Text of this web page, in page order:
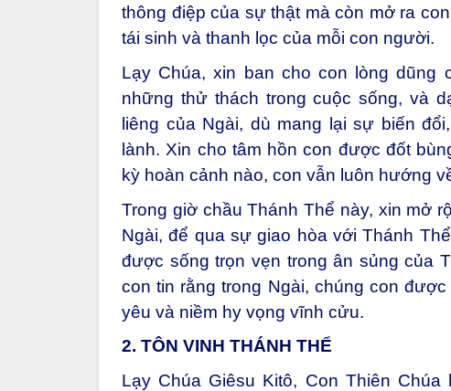
thông điệp của sự thật mà còn mở ra
tái sinh và thanh lọc của mỗi con người.
Lạy Chúa, xin ban cho con lòng dũng
những thử thách trong cuộc sống, và
liêng của Ngài, dù mang lại sự biến
lành. Xin cho tâm hồn con được đốt
kỳ hoàn cảnh nào, con vẫn luôn hướng
Trong giờ chầu Thánh Thể này, xin mở
Ngài, để qua sự giao hòa với Thánh
được sống trọn vẹn trong ân sủng của
con tin rằng trong Ngài, chúng con
yêu và niềm hy vọng vĩnh cửu.
2. TÔN VINH THÁNH THỂ
Lạy Chúa Giêsu Kitô, Con Thiên Chúa